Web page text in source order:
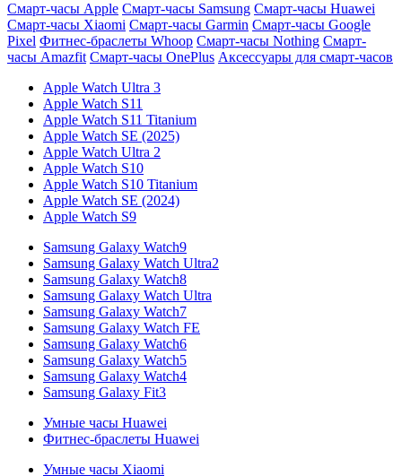
Смарт-часы Apple Смарт-часы Samsung Смарт-часы Huawei
Смарт-часы Xiaomi Смарт-часы Garmin Смарт-часы Google
Pixel Фитнес-браслеты Whoop Смарт-часы Nothing Смарт-
часы Amazfit Смарт-часы OnePlus Аксессуары для смарт-часов
Apple Watch Ultra 3
Apple Watch S11
Apple Watch S11 Titanium
Apple Watch SE (2025)
Apple Watch Ultra 2
Apple Watch S10
Apple Watch S10 Titanium
Apple Watch SE (2024)
Apple Watch S9
Samsung Galaxy Watch9
Samsung Galaxy Watch Ultra2
Samsung Galaxy Watch8
Samsung Galaxy Watch Ultra
Samsung Galaxy Watch7
Samsung Galaxy Watch FE
Samsung Galaxy Watch6
Samsung Galaxy Watch5
Samsung Galaxy Watch4
Samsung Galaxy Fit3
Умные часы Huawei
Фитнес-браслеты Huawei
Умные часы Xiaomi